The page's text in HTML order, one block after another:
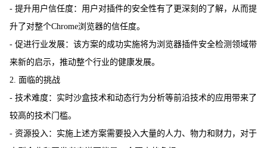
- 提升用户信任度：用户对插件的安全性有了更深刻的了解，从而提
升了对整个Chrome浏览器的信任度。
- 促进行业发展：该方案的成功实施将为浏览器插件安全检测领域带
来新的启示，推动整个行业的健康发展。
2. 面临的挑战
- 技术难度：实时沙盒技术和动态行为分析等前沿技术的应用带来了
较高的技术门槛。
- 资源投入：实施上述方案需要投入大量的人力、物力和财力，对于